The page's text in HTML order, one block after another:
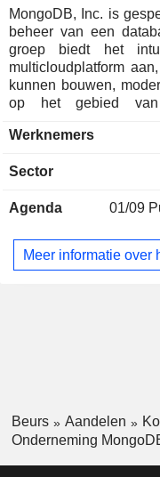
MongoDB, Inc. is
beheer van een
groep biedt het
multicloudplatform
kunnen bouwen,
op het gebied van
betaaltechnologie.
verkoop van diensten (3,2%). Eind
geografisch als volgt
Azië/Pacific (11,6%).
Werknemers
Sector
Agenda 01/09
Meer informatie over
Beurs Aandelen
Onderneming